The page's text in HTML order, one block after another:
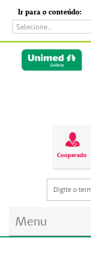
Ir para o conteúdo:
Cooperado
Menu